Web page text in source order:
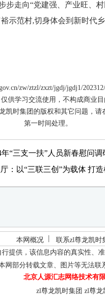
步走向“党建强、产业旺、
示范村,切身体会到新时代
zw/ztzl/zxzt/jgdj/jgdj1/
供学习交流使用，不构成商业
凯时集团的版权和其它问题，请
第一时间处理。
“三支一扶”人员新春慰问
：以“三联三创”为载体 打
本网概况
联系zl尊龙凯时
提供，该信息内容的真实性、
网部分转载文章、图片等无法
北京人源汇志网络技术有
zl尊龙凯时集团 zl尊龙